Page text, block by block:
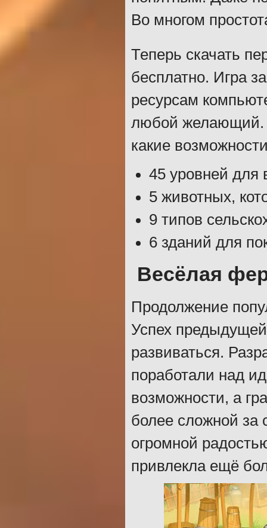
Во многом
Теперь скачать
бесплатно. Игра
ресурсам
любой желающий.
какие
45 уровней для
5 животных,
9 типов
6 зданий для
Весёлая
Продолжение
Успех
развиваться.
поработали над
возможности, а
более сложной за
огромной
привлекла ещё